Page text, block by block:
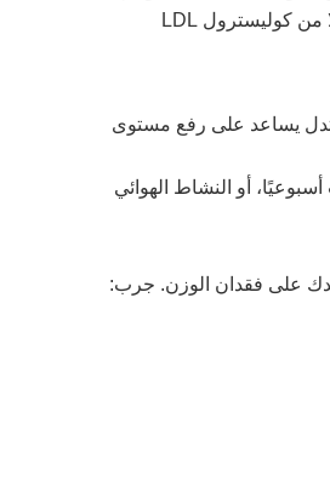
الألبان. أظهرت الدراسات أن تناول بروتين مصل اللبن كمكمل غذائي يخفض كلًّا من كوليسترول LDL
يساعد على رفع مستوى
الأقل خمس مرات أسبوعيًا، أو النشاط الهوائي
على فقدان الوزن. جرب: